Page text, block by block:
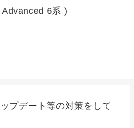
6系 )
プデート等の対策をして